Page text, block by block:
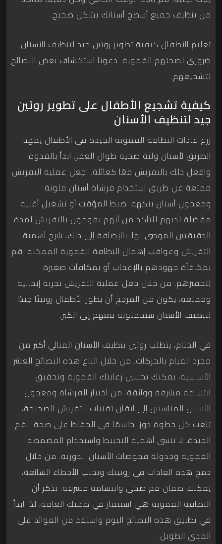
من تنظيف جميع أسطح أسنانك بشكل صحيح.
تعليم الأطفال كيفية تطوير روتين جيد لتنظيف الأسنان
ضروري لصحتهم الفموية. دعونا استكشاف بعض النصائح
لتشجيعهم.
كيفية تشجيع الأطفال على تطوير روتين
جيد لتنظيف الأسنان
زرع عادات النظافة الفموية الجيدة في الأطفال يمهد
الطريق لأسنان ولثة صحية طوال العمر. ابدأ بالقدوة
وافعل ذلك بالتفريش معًا كعائلة. اجعل عملية التفريش
ممتعة عن طريق استخدام فرشاة أسنان ملونة
ومعجون أسنان بنكهة. ضبط المؤقت أو تشغيل أغنية
مفضلة لديهم للتأكد من أنهم يقومون بالتفريش لمدة
الدقيقتين الموصى بها. بالإضافة إلى ذلك، شرح أهمية
التفريش وعواقب إهمال النظافة الفموية الممكنة. قم
بمكافأة جهودهم بالإعجاب أو بمكافآت صغيرة
لتحفيزهم. من خلال جعل عملية التفريش تجربة إيجابية
وممتعة، يكون من المرجح أن يطور الأطفال روتينًا جيدًا
لتنظيف الأسنان سيحملونه معهم إلى الكبر.
في الختام، يتطلب روتين تنظيف الأسنان المثالي أكثر من
مجرد القيام بالحركات. من خلال اتباع هذه النصائح العشر
الأساسية، يمكنك تحسين رعايتك الفموية وتحقيق
ابتسامة مشرقة وواثقة. من اختيار الفرشاة ومعجون
الأسنان المناسبين إلى اتقان تقنيات التفريش الصحيحة،
تلعب كل خطوة دورًا حاسمًا في الحفاظ على صحة الفم
الجيدة. لا تنسى أهمية التخييط واستخدام المضمضة
الفموية وجدولة فحوصات الأسنان الدورية. من خلال
دمج هذه العادات في روتينك وتجنب الأخطاء الشائعة،
يمكنك ضمان فم صحي وابتسامة مشرقة. تذكر أن
النظافة الفموية هي استثمار في صحتك العامة، لذا ابدأ
في تطبيق هذه النصائح اليوم واستفد من الفوائد على
المدى الطويل.